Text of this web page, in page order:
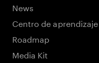
News
Centro de aprendizaje
Roadmap
Media Kit